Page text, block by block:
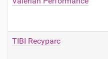
TIBI Recyparc